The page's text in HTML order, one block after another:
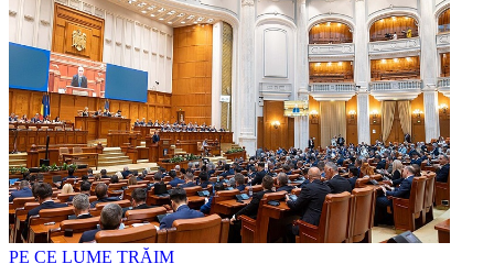
PE CE LUME TRĂIM